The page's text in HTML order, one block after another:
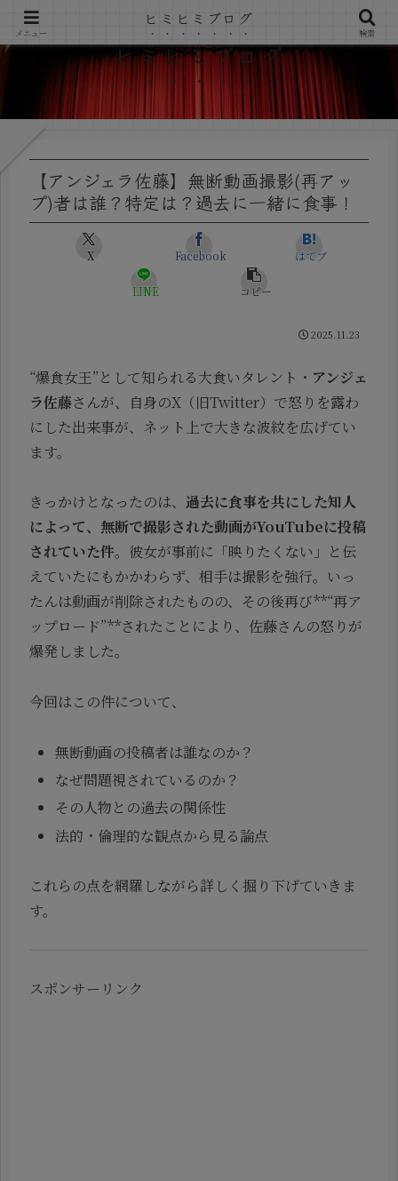
ヒミヒミブログ
【アンジェラ佐藤】無断動画撮影(再アッ
プ)者は誰？特定は？過去に一緒に食事！
X Facebook はてブ
LINE コピー
2025.11.23
“爆食女王”として知られる大食いタレント・ アンジェ
ラ佐藤さんが、自身のX（旧Twitter）で怒りを露わ
にした出来事が、ネット上で大きな波紋を広げてい
ます。
きっかけとなったのは、 過去に食事を共にした知人
によって、無断で撮影された動画がYouTubeに投稿
されていた件。彼女が事前に「映りたくない」と伝
えていたにもかかわらず、相手は撮影を強行。いっ
たんは動画が削除されたものの、その後再び**“再ア
ップロード”**されたことにより、佐藤さんの怒りが
爆発しました。
今回はこの件について、
無断動画の投稿者は誰なのか？
なぜ問題視されているのか？
その人物との過去の関係性
法的・倫理的な観点から見る論点
これらの点を網羅しながら詳しく掘り下げていきま
す。
スポンサーリンク
メニュー
ヒミヒミブログ
検索